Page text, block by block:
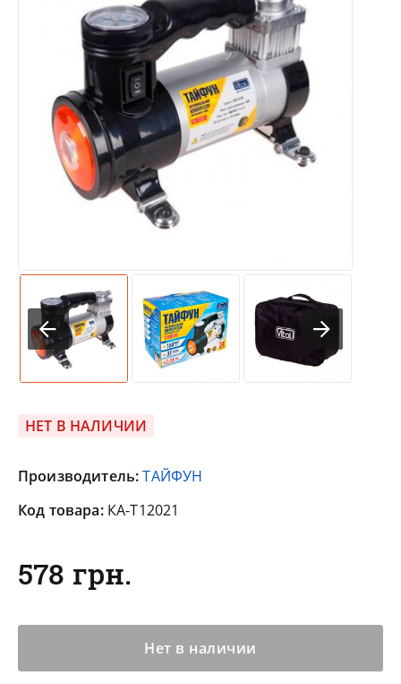
НЕТ В НАЛИЧИИ
Производитель:ТАЙФУН
Код товара: КА-T12021
578 грн.
Нет в наличии